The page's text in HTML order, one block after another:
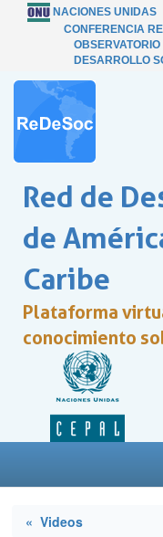
NACIONES UNIDAS
CONFERENCIA
DESARROLLO
Red de
de
Caribe
Plataforma
conocimiento
« Videos